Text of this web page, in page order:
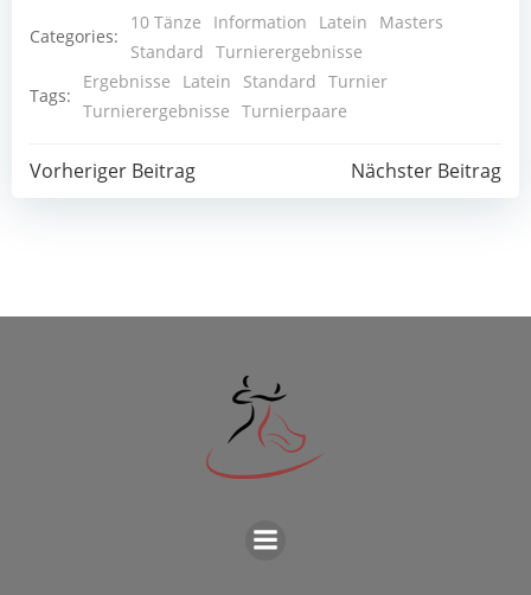
Categories:
10 Tänze Information Latein
Masters
Standard Turnierergebnisse
Tags:
Ergebnisse Latein Standard Turnier
Turnierergebnisse Turnierpaare
Post
Vorheriger Beitrag
PostNächster Beitrag